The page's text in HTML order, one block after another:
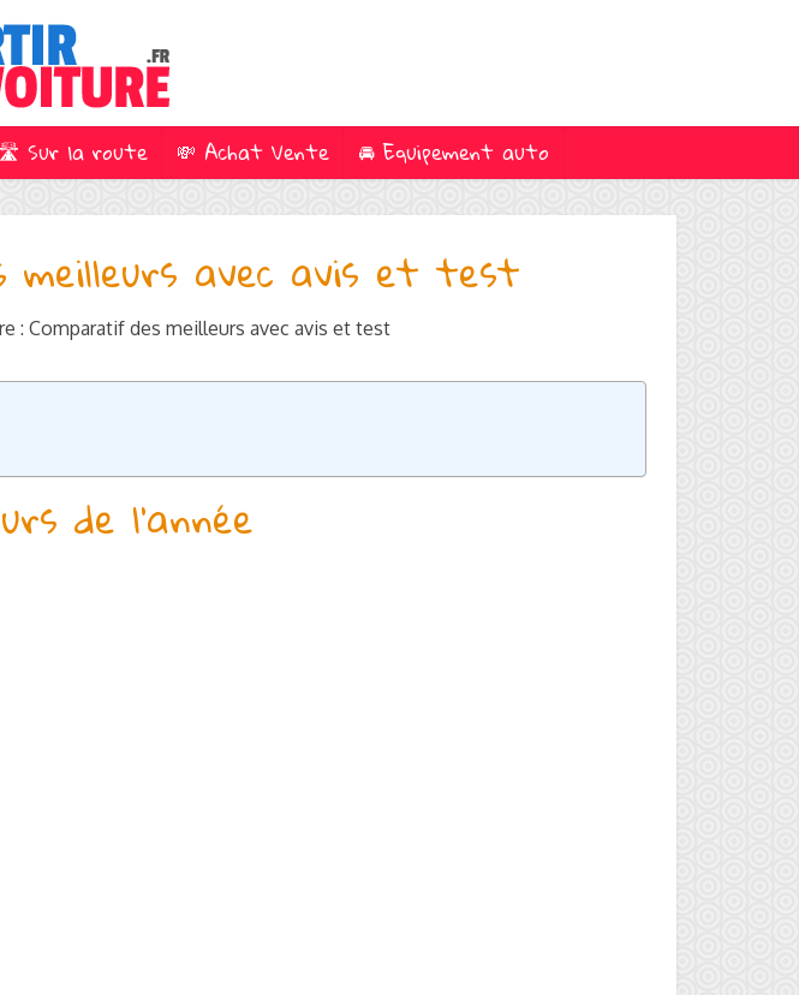
🛣️ Sur la route 💸 Achat Vente 🚘 Equipement auto
avec avis et test
: Comparatif des meilleurs avec avis et test
de l’année